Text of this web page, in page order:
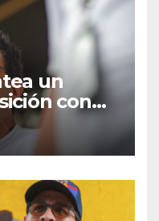
un
con
eventual